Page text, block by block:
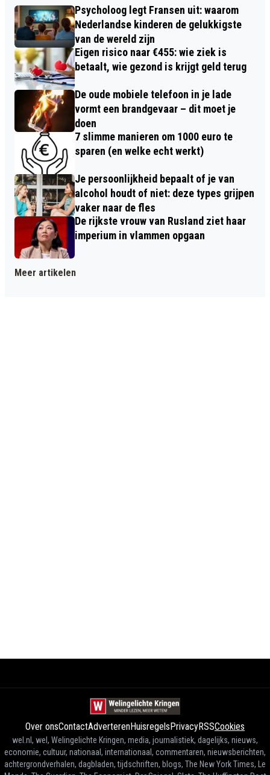
Psycholoog legt Fransen uit: waarom
Nederlandse kinderen de gelukkigste
van de wereld zijn
Eigen risico naar €455: wie ziek is
betaalt, wie gezond is krijgt geld terug
De oude mobiele telefoon in je lade
vormt een brandgevaar – dit moet je
doen
7 slimme manieren om 1000 euro te
sparen (en welke echt werkt)
Je persoonlijkheid bepaalt of je van
alcohol houdt of niet: deze types grijpen
vaker naar de fles
De rijkste vrouw van Rusland ziet haar
imperium in vlammen opgaan
Meer artikelen
Over onsContactAdverterenHuisregelsPrivacyRSSCookies
wel.nl, wel, Welingelichte Kringen, media, journalistiek, dagelijks, nieuws,
economie, cultuur, nationaal, internationaal, commentaren, nieuwsberichten,
achtergrondverhalen, dagbladen, tijdschriften, blogs, The New York Times, Le